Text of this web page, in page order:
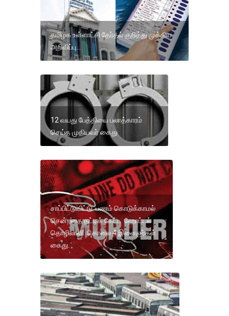
தமிழக உள்ளாட்சி தேர்தல் குறித்து முக்கிய
அறிவிப்பு…
12 வயது பேத்தியை பலாத்காரம்
செய்த முதியவர் கைது
சாப்பிட்டுவிட்டு பணம் கொடுக்காமல்
சென்றதை தட்டிக் கேட்ட ஹோட்டல்
தொழிலாளி கொலை 4 இளைஞர்கள்
கைது.